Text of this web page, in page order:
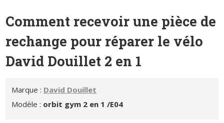
Comment recevoir une pièce de
rechange pour réparer le vélo
David Douillet 2 en 1
Marque : David Douillet
Modèle : orbit gym 2 en 1 /E04